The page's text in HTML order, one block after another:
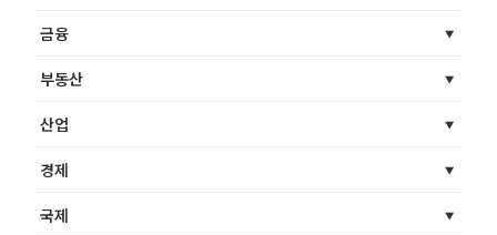
금융
부동산
산업
경제
국제